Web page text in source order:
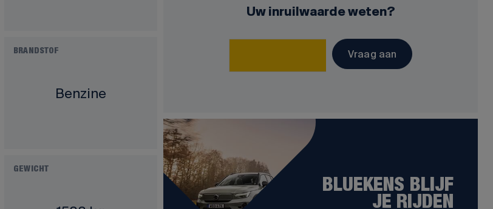
BRANDSTOF
Benzine
GEWICHT
Uw inruilwaarde weten?
Vraag aan
BLUEKENS BLIJF
JE RIJDEN